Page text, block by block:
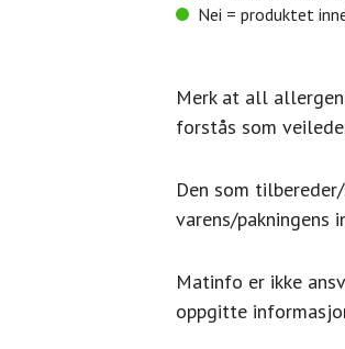
Nei = produktet
Merk at all
forstås som
Den som
varens/pakningens
Matinfo er ikke
oppgitte